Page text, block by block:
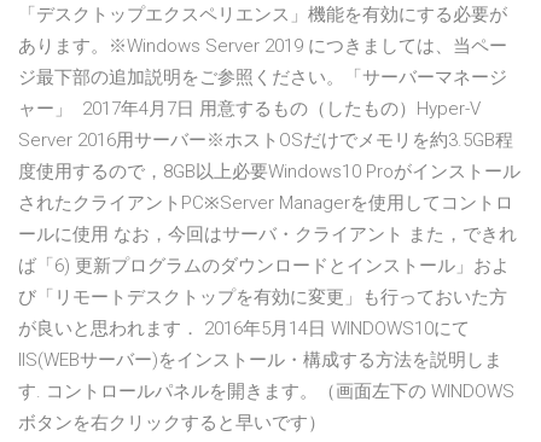
「デスクトップエクスペリエンス」機能を有効にする必要が
あります。※Windows Server 2019 につきましては、当ペー
ジ最下部の追加説明をご参照ください。「サーバーマネージ
ャー」 2017年4月7日 用意するもの（したもの）Hyper-V
Server 2016用サーバー※ホストOSだけでメモリを約3.5GB程
度使用するので，8GB以上必要Windows10 Proがインストール
されたクライアントPC※Server Managerを使用してコントロ
ールに使用 なお，今回はサーバ・クライアント また，できれ
ば「6) 更新プログラムのダウンロードとインストール」およ
び「リモートデスクトップを有効に変更」も行っておいた方
が良いと思われます． 2016年5月14日 WINDOWS10にて
IIS(WEBサーバー)をインストール・構成する方法を説明しま
す. コントロールパネルを開きます。（画面左下の WINDOWS
ボタンを右クリックすると早いです）